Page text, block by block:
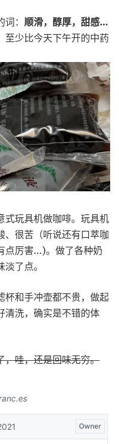
： 顺滑，醇厚，甜感…
至少比今天下午开的中药
式玩具机做咖啡。玩具机
、很苦（听说还有口萃咖
点厉害…)。做了各种奶
了点。
杯和手冲壶都不贵，做起
清洗，确实是不错的体
，哇，还是回味无穷。